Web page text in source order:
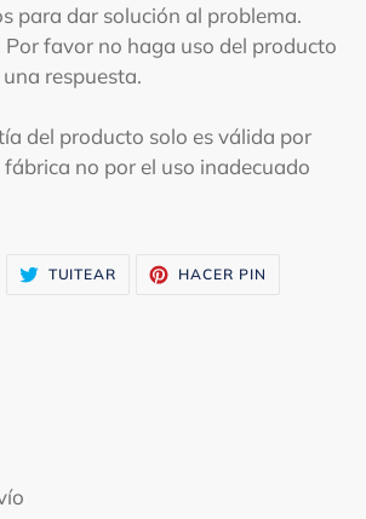
para dar solución al problema.
favor no haga uso del producto
respuesta.
del producto solo es válida por
fábrica no por el uso inadecuado
TUITEAR TUITEARHACER PIN